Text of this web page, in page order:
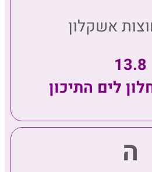
אשקלון
13.8
לים התיכון
ה